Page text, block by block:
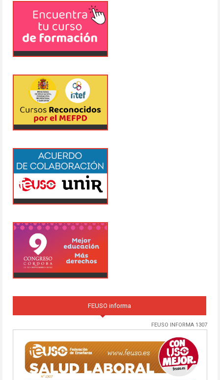
FEUSO informa
FEUSO INFORMA 1307